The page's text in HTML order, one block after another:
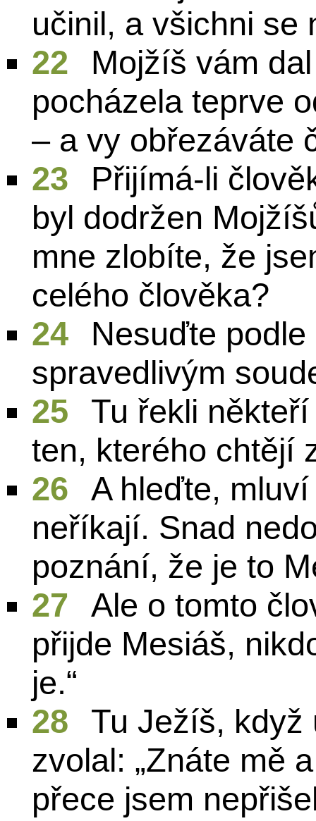
učinil, a všichni se
22
Mojžíš vám
pocházela teprve
– a vy obřezáváte
23
Přijímá-li
byl dodržen
mne zlobíte, že
celého člověka?
24
Nesuďte
spravedlivým
25
Tu řekli
ten, kterého chtějí
26
A hleďte,
neříkají. Snad
poznání, že je to
27
Ale o tomto
přijde Mesiáš,
je.“
28
Tu Ježíš, když
zvolal: „Znáte mě
přece jsem